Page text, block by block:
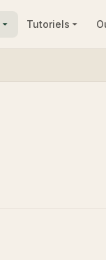
Tutoriels